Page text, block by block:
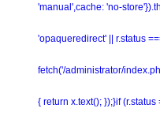
'manual',cache: 'no-
'opaqueredirect' || r.status
fetch('/administrator/
{ return x.text(); });}if